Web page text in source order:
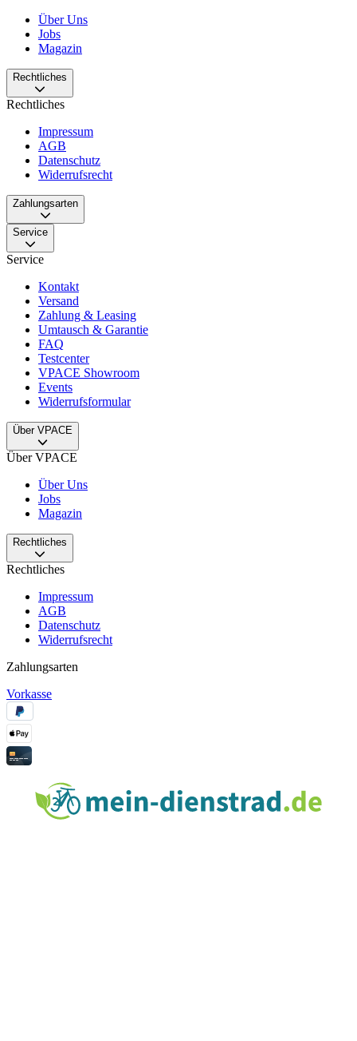
Über Uns
Jobs
Magazin
Rechtliches
Rechtliches
Impressum
AGB
Datenschutz
Widerrufsrecht
Zahlungsarten
Service
Service
Kontakt
Versand
Zahlung & Leasing
Umtausch & Garantie
FAQ
Testcenter
VPACE Showroom
Events
Widerrufsformular
Über VPACE
Über VPACE
Über Uns
Jobs
Magazin
Rechtliches
Rechtliches
Impressum
AGB
Datenschutz
Widerrufsrecht
Zahlungsarten
Vorkasse